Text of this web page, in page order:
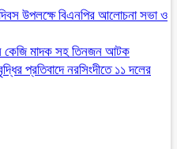
উপলক্ষে বিএনপির আলোচনা সভা ও
কেজি মাদক সহ তিনজন আটক
প্রতিবাদে নরসিংদীতে ১১ দলের